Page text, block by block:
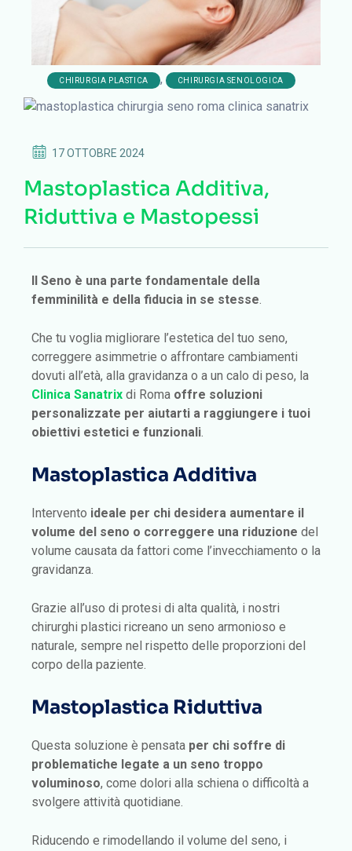
CHIRURGIA PLASTICA , CHIRURGIA SENOLOGICA
17 OTTOBRE 2024
Mastoplastica Additiva,
Riduttiva e Mastopessi
Il Seno è una parte fondamentale della
femminilità e della fiducia in se stesse
Che tu voglia migliorare l’estetica del tuo seno,
correggere asimmetrie o affrontare cambiamenti
dovuti all’età, alla gravidanza o a un calo di peso, la
Clinica Sanatrix di Roma offre soluzioni
personalizzate per aiutarti a raggiungere i tuoi
obiettivi estetici e funzionali
Mastoplastica Additiva
Intervento ideale per chi desidera aumentare il
volume del seno o correggere una riduzione del
volume causata da fattori come l’invecchiamento o la
gravidanza.
Grazie all’uso di protesi di alta qualità, i nostri
chirurghi plastici ricreano un seno armonioso e
naturale, sempre nel rispetto delle proporzioni del
corpo della paziente.
Mastoplastica Riduttiva
Questa soluzione è pensata per chi soffre di
problematiche legate a un seno troppo
voluminoso, come dolori alla schiena o difficoltà a
svolgere attività quotidiane.
Riducendo e rimodellando il volume del seno, i